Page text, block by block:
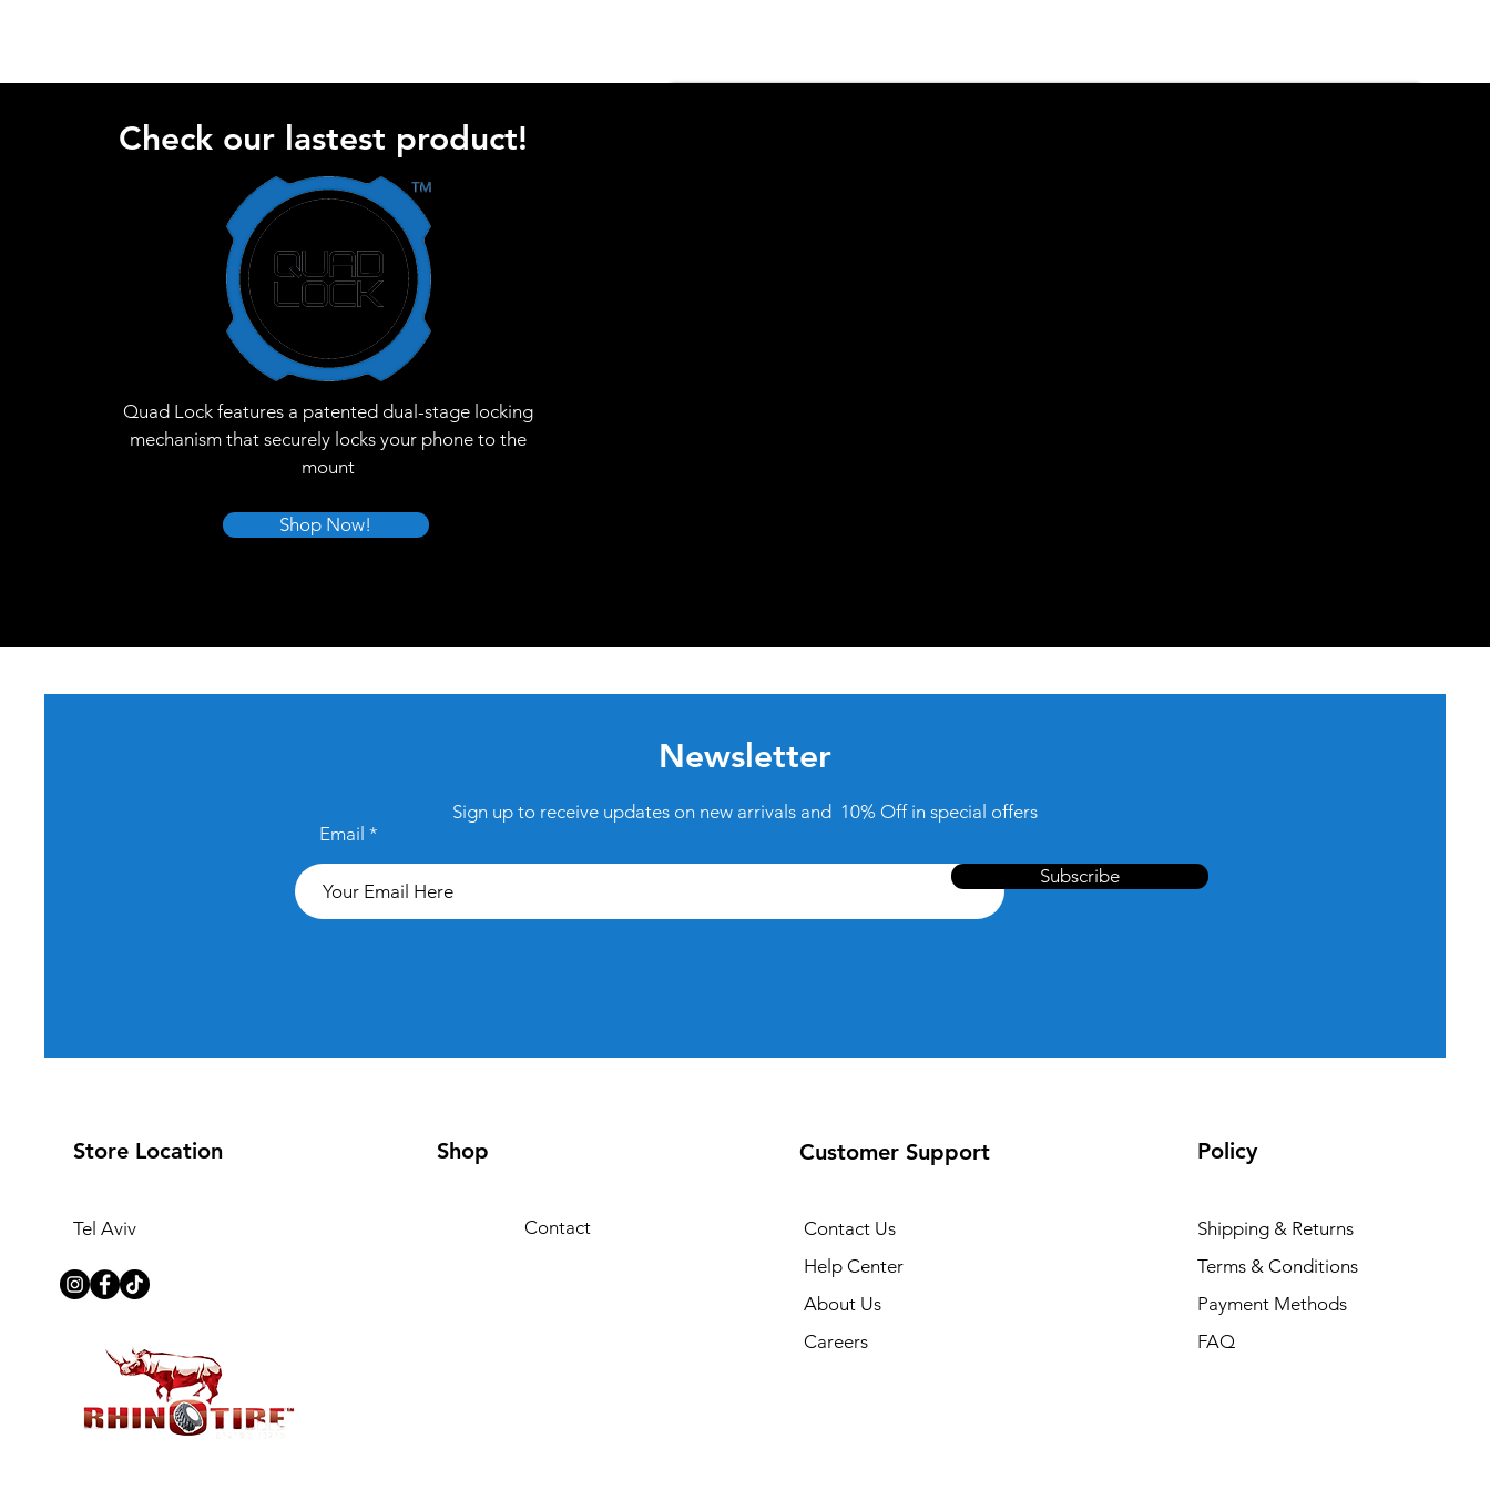
Check our lastest product!
Quad Lock features a patented dual-stage locking
mechanism that securely locks your phone to the
mount
Shop Now!
Newsletter
Sign up to receive updates on new arrivals and 10% Off in special offers
Email
Subscribe
Store Location
Tel Aviv
Shop
Contact
Customer Support
Contact Us
Help Center
About Us
Careers
Policy
Shipping & Returns
Terms & Conditions
Payment Methods
FAQ